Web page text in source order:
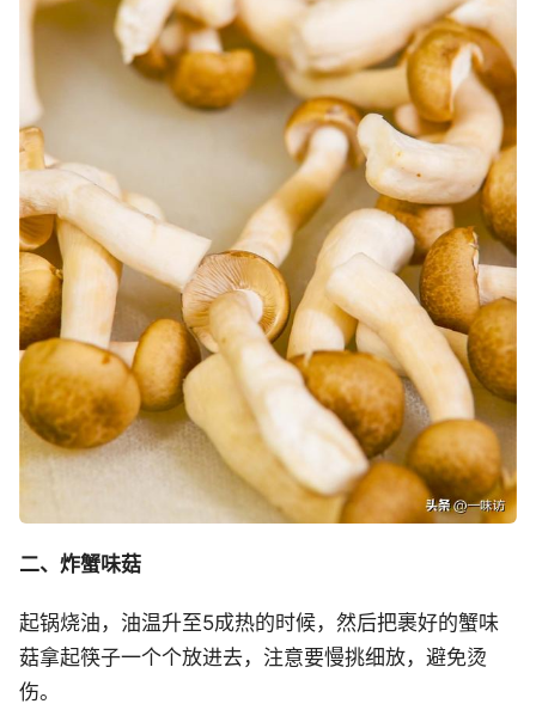
二、炸蟹味菇
起锅烧油，油温升至5成热的时候，然后把裹好的蟹味
菇拿起筷子一个个放进去，注意要慢挑细放，避免烫
伤。